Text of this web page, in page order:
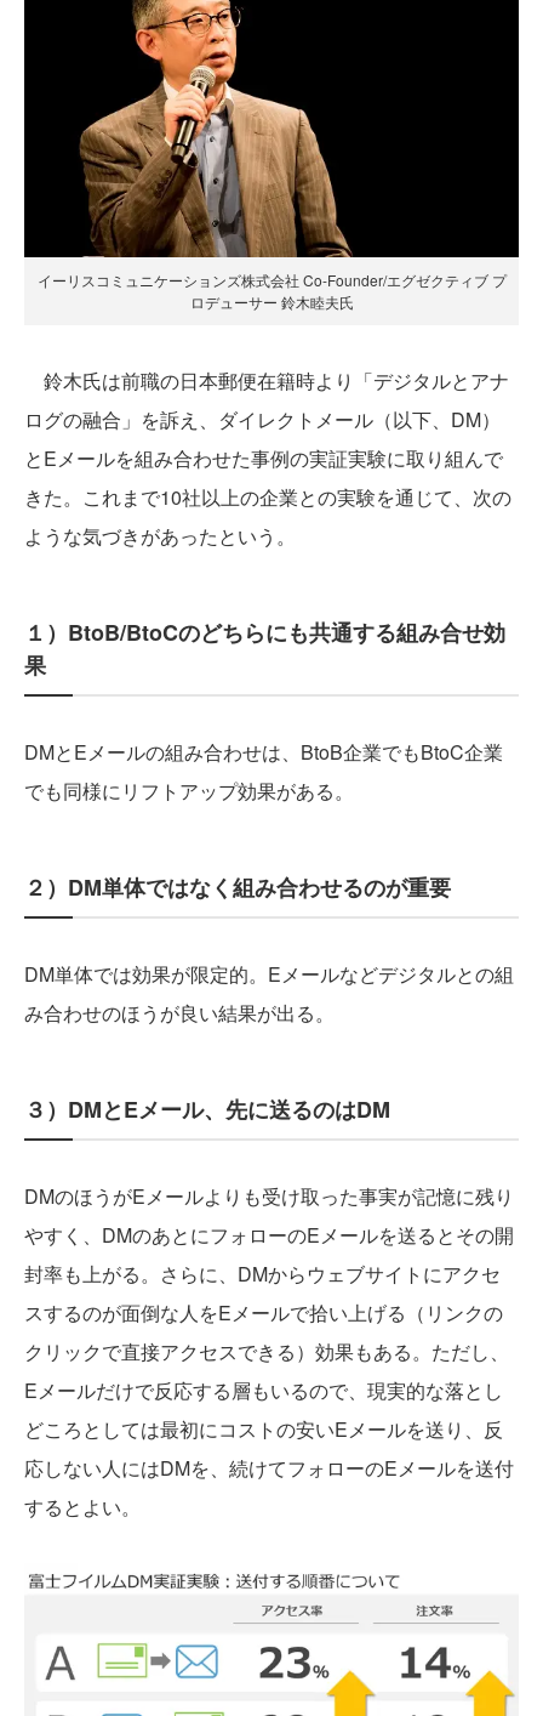
イーリスコミュニケーションズ株式会社 Co-Founder/エグゼクティブ プ
ロデューサー 鈴木睦夫氏
鈴木氏は前職の日本郵便在籍時より「デジタルとアナ
ログの融合」を訴え、ダイレクトメール（以下、DM）
とEメールを組み合わせた事例の実証実験に取り組んで
きた。これまで10社以上の企業との実験を通じて、次の
ような気づきがあったという。
１）BtoB/BtoCのどちらにも共通する組み合せ効
果
DMとEメールの組み合わせは、BtoB企業でもBtoC企業
でも同様にリフトアップ効果がある。
２）DM単体ではなく組み合わせるのが重要
DM単体では効果が限定的。Eメールなどデジタルとの組
み合わせのほうが良い結果が出る。
３）DMとEメール、先に送るのはDM
DMのほうがEメールよりも受け取った事実が記憶に残り
やすく、DMのあとにフォローのEメールを送るとその開
封率も上がる。さらに、DMからウェブサイトにアクセ
スするのが面倒な人をEメールで拾い上げる（リンクの
クリックで直接アクセスできる）効果もある。ただし、
Eメールだけで反応する層もいるので、現実的な落とし
どころとしては最初にコストの安いEメールを送り、反
応しない人にはDMを、続けてフォローのEメールを送付
するとよい。